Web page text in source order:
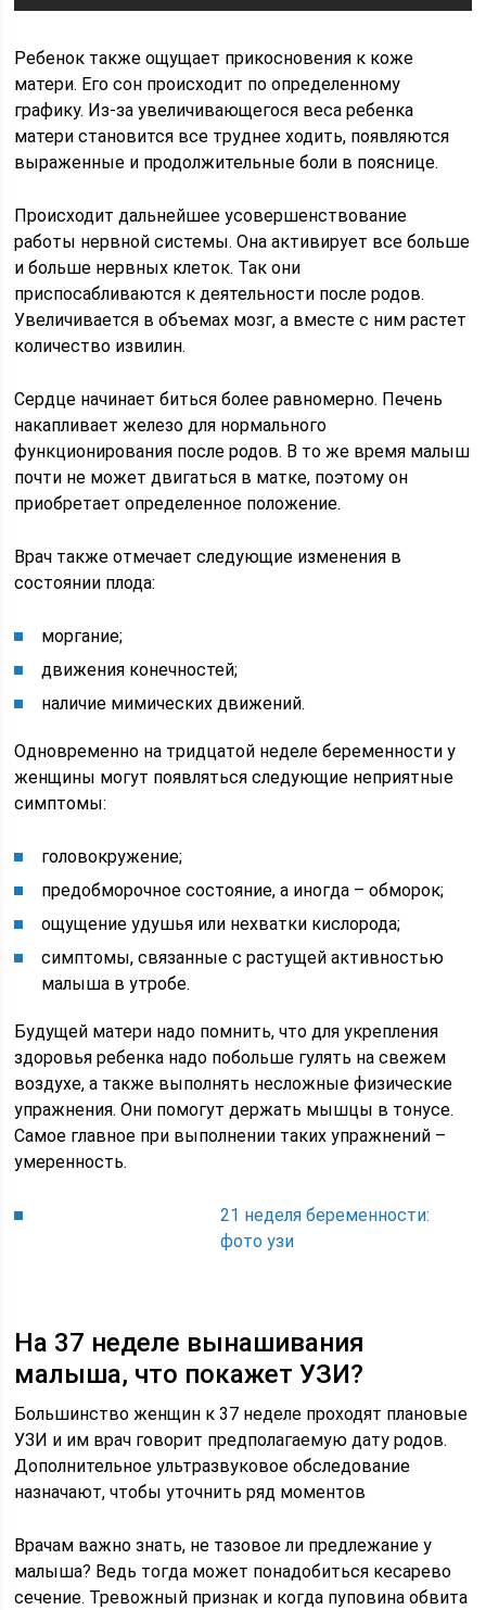
Ребенок также ощущает прикосновения к коже
матери. Его сон происходит по определенному
графику. Из-за увеличивающегося веса ребенка
матери становится все труднее ходить, появляются
выраженные и продолжительные боли в пояснице.
Происходит дальнейшее усовершенствование
работы нервной системы. Она активирует все больше
и больше нервных клеток. Так они
приспосабливаются к деятельности после родов.
Увеличивается в объемах мозг, а вместе с ним растет
количество извилин.
Сердце начинает биться более равномерно. Печень
накапливает железо для нормального
функционирования после родов. В то же время малыш
почти не может двигаться в матке, поэтому он
приобретает определенное положение.
Врач также отмечает следующие изменения в
состоянии плода:
моргание;
движения конечностей;
наличие мимических движений.
Одновременно на тридцатой неделе беременности у
женщины могут появляться следующие неприятные
симптомы:
головокружение;
предобморочное состояние, а иногда – обморок;
ощущение удушья или нехватки кислорода;
симптомы, связанные с растущей активностью
малыша в утробе.
Будущей матери надо помнить, что для укрепления
здоровья ребенка надо побольше гулять на свежем
воздухе, а также выполнять несложные физические
упражнения. Они помогут держать мышцы в тонусе.
Самое главное при выполнении таких упражнений –
умеренность.
21 неделя беременности:
фото узи
На 37 неделе вынашивания
малыша, что покажет УЗИ?
Большинство женщин к 37 неделе проходят плановые
УЗИ и им врач говорит предполагаемую дату родов.
Дополнительное ультразвуковое обследование
назначают, чтобы уточнить ряд моментов
Врачам важно знать, не тазовое ли предлежание у
малыша? Ведь тогда может понадобиться кесарево
сечение. Тревожный признак и когда пуповина обвита